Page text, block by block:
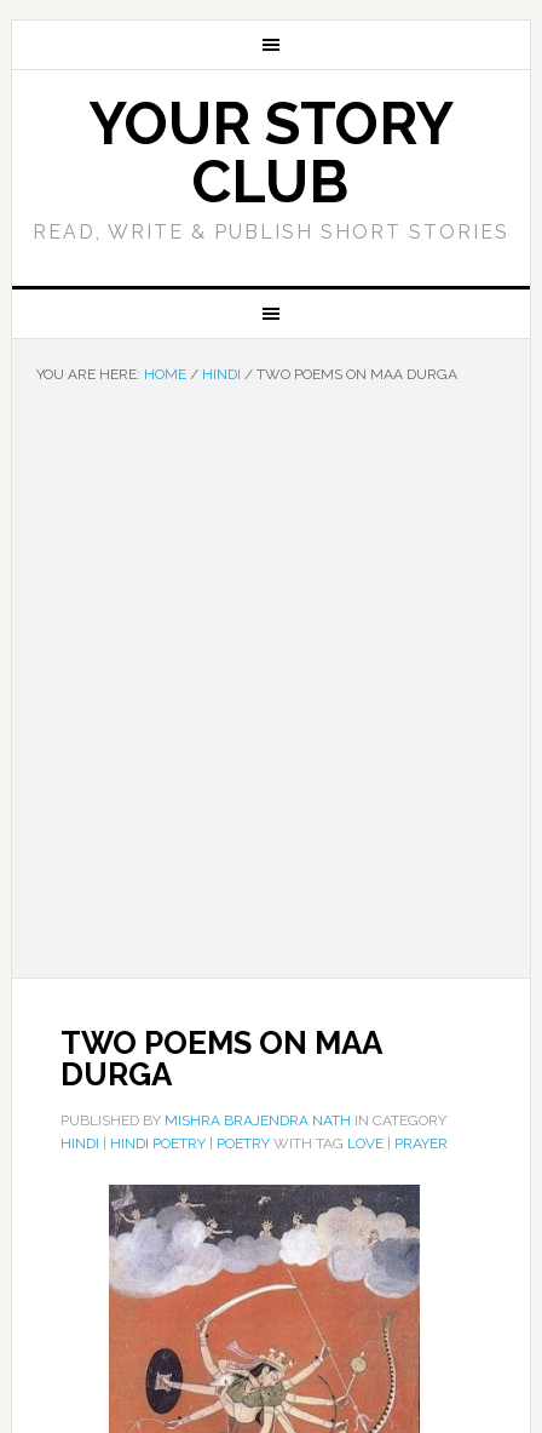
YOUR STORY
CLUB
READ, WRITE & PUBLISH SHORT STORIES
YOU ARE HERE: HOME / HINDI /TWO POEMS ON MAA DURGA
TWO POEMS ON MAA
DURGA
PUBLISHED BY MISHRA BRAJENDRA NATH IN CATEGORY
HINDI
HINDI POETRY| POETRYWITH TAG LOVE| PRAYER